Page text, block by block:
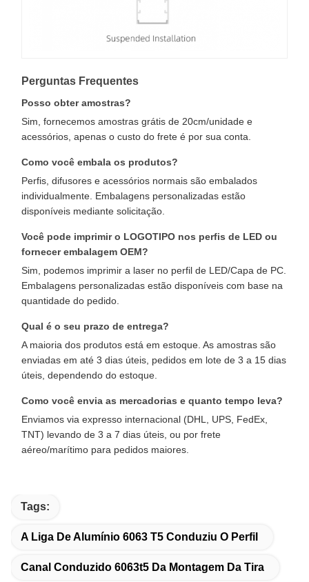
Perguntas Frequentes
Posso obter amostras?
Sim, fornecemos amostras grátis de 20cm/unidade e
acessórios, apenas o custo do frete é por sua conta.
Como você embala os produtos?
Perfis, difusores e acessórios normais são embalados
individualmente. Embalagens personalizadas estão
disponíveis mediante solicitação.
Você pode imprimir o LOGOTIPO nos perfis de LED ou
fornecer embalagem OEM?
Sim, podemos imprimir a laser no perfil de LED/Capa de PC.
Embalagens personalizadas estão disponíveis com base na
quantidade do pedido.
Qual é o seu prazo de entrega?
A maioria dos produtos está em estoque. As amostras são
enviadas em até 3 dias úteis, pedidos em lote de 3 a 15 dias
úteis, dependendo do estoque.
Como você envia as mercadorias e quanto tempo leva?
Enviamos via expresso internacional (DHL, UPS, FedEx,
TNT) levando de 3 a 7 dias úteis, ou por frete
aéreo/marítimo para pedidos maiores.
Tags:
A Liga De Alumínio 6063 T5 Conduziu O Perfil
Canal Conduzido 6063t5 Da Montagem Da Tira